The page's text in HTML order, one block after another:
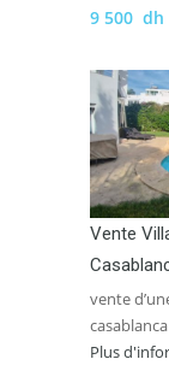
9 500 dh
Vente
vente
Plus